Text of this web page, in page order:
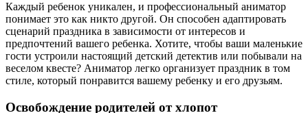
Каждый ребенок уникален, и профессиональный аниматор
понимает это как никто другой. Он способен адаптировать
сценарий праздника в зависимости от интересов и
предпочтений вашего ребенка. Хотите, чтобы ваши маленькие
гости устроили настоящий детский детектив или побывали на
веселом квесте? Аниматор легко организует праздник в том
стиле, который понравится вашему ребенку и его друзьям.
Освобождение родителей от хлопот